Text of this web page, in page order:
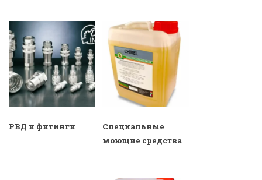
РВД и фитинги
Специальные
моющие средства